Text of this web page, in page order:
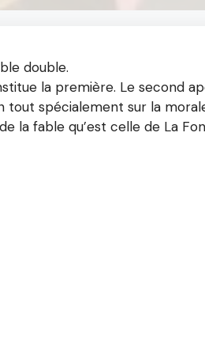
double.
la première. Le second
spécialement sur la
la fable qu’est celle de La